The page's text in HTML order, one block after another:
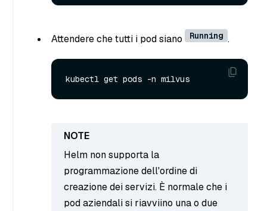
Attendere che tutti i pod siano Running .
Helm non supporta la
programmazione dell'ordine di
creazione dei servizi. È normale che i
pod aziendali si riavviino una o due